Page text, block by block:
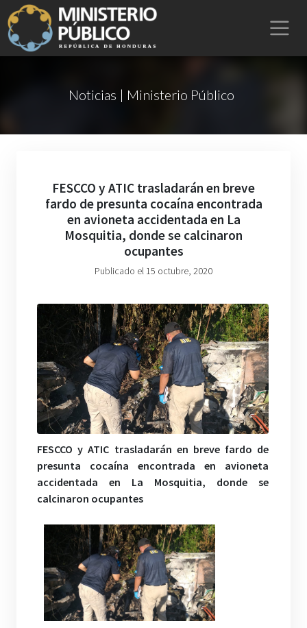
Noticias | Ministerio Público
FESCCO y ATIC trasladarán en breve
fardo de presunta cocaína encontrada
en avioneta accidentada en La
Mosquitia, donde se calcinaron
ocupantes
Publicado el 15 octubre, 2020
FESCCO y ATIC trasladarán en breve fardo de
presunta cocaína encontrada en avioneta
accidentada en La Mosquitia, donde se
calcinaron ocupantes